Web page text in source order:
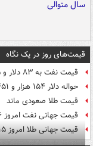
قیمت‌های روز در یک نگاه
قیمت نفت به ۸۳ دلار و ۵۵ سنت در هر بشکه رسید
حواله دلار ۱۵۴ هزار و ۴۵۱ تومان شد
قیمت طلا صعودی ماند
قیمت جهانی نفت امروز ۱۶ مرداد
قیمت جهانی طلا امروز ۱۵ مرداد